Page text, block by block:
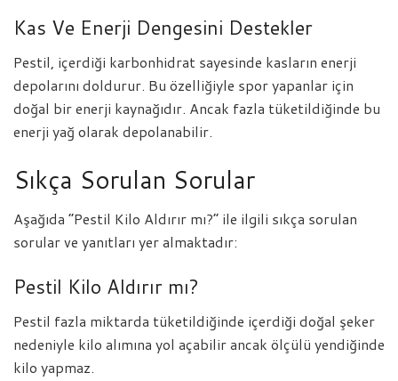
Kas Ve Enerji Dengesini Destekler
Pestil, içerdiği karbonhidrat sayesinde kasların enerji
depolarını doldurur. Bu özelliğiyle spor yapanlar için
doğal bir enerji kaynağıdır. Ancak fazla tüketildiğinde bu
enerji yağ olarak depolanabilir.
Sıkça Sorulan Sorular
Aşağıda “Pestil Kilo Aldırır mı?” ile ilgili sıkça sorulan
sorular ve yanıtları yer almaktadır:
Pestil Kilo Aldırır mı?
Pestil fazla miktarda tüketildiğinde içerdiği doğal şeker
nedeniyle kilo alımına yol açabilir ancak ölçülü yendiğinde
kilo yapmaz.